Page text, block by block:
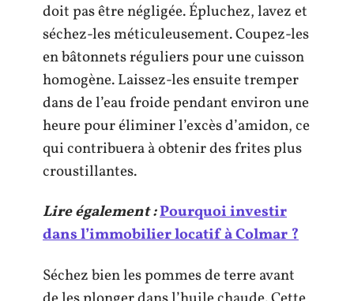
doit pas être négligée. Épluchez, lavez et
séchez-les méticuleusement. Coupez-les
en bâtonnets réguliers pour une cuisson
homogène. Laissez-les ensuite tremper
dans de l’eau froide pendant environ une
heure pour éliminer l’excès d’amidon, ce
qui contribuera à obtenir des frites plus
croustillantes.
Lire également :Pourquoi investir
dans l’immobilier locatif à Colmar ?
Séchez bien les pommes de terre avant